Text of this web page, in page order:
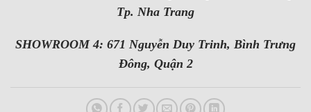
Tp. Nha Trang
SHOWROOM 4: 671 Nguyễn Duy Trinh, Bình Trưng
Đông, Quận 2